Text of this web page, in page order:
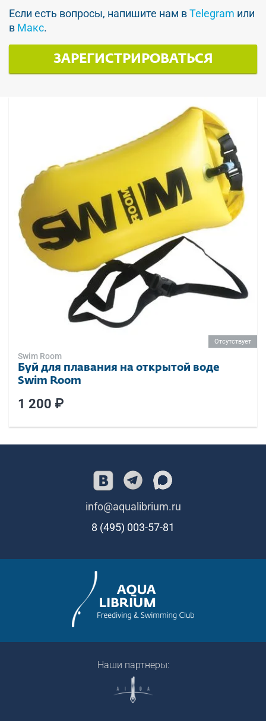
Если есть вопросы, напишите нам вTelegram или
в Макс.
ЗАРЕГИСТРИРОВАТЬСЯ
Отсутствует
Swim Room
Буй для плавания на открытой воде
Swim Room
1 200 ₽
info@aqualibrium.ru
8 (495) 003-57-81
Наши партнеры: